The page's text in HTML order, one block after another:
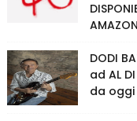
DODI
ad AL
da oggi